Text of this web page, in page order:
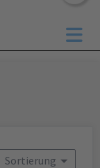
Sortierung